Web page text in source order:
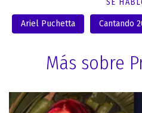
SE
Ariel Puchetta Cantando
Más sobre